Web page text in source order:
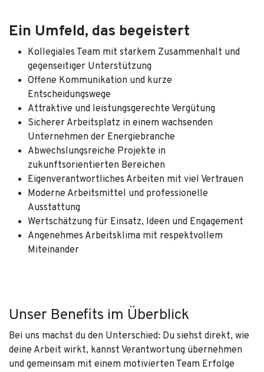
Unser Benefits im Überblick
Bei uns machst du den Unterschied: Du siehst direkt, wie
deine Arbeit wirkt, kannst Verantwortung übernehmen
und gemeinsam mit einem motivierten Team Erfolge
Ein Umfeld, das begeistert
Kollegiales Team mit starkem Zusammenhalt und
gegenseitiger Unterstützung
Offene Kommunikation und kurze
Entscheidungswege
Attraktive und leistungsgerechte Vergütung
Sicherer Arbeitsplatz in einem wachsenden
Unternehmen der Energiebranche
Abwechslungsreiche Projekte in
zukunftsorientierten Bereichen
Eigenverantwortliches Arbeiten mit viel Vertrauen
Moderne Arbeitsmittel und professionelle
Ausstattung
Wertschätzung für Einsatz, Ideen und Engagement
Angenehmes Arbeitsklima mit respektvollem
Miteinander